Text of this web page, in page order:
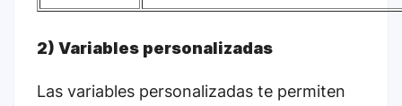
2) Variables personalizadas
Las variables personalizadas te permiten